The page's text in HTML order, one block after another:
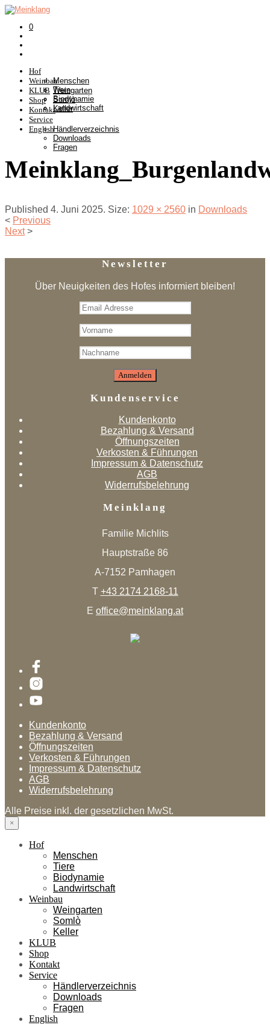
0
Hof
Menschen
Tiere
Biodynamie
Landwirtschaft
Weinbau
Weingarten
Somlò
Keller
KLUB
Shop
Kontakt
Service
Händlerverzeichnis
Downloads
Fragen
English
Published 4. Juni 2025. Size: 1029 × 2560 in Downloads
< Previous
Next >
Newsletter
Über Neuigkeiten des Hofes informiert bleiben!
Kundenservice
Kundenkonto
Bezahlung & Versand
Öffnungszeiten
Verkosten & Führungen
Impressum & Datenschutz
AGB
Widerrufsbelehrung
Meinklang
Familie Michlits
Hauptstraße 86
A-7152 Pamhagen
T +43 2174 2168-11
E office@meinklang.at
Kundenkonto
Bezahlung & Versand
Öffnungszeiten
Verkosten & Führungen
Impressum & Datenschutz
AGB
Widerrufsbelehrung
Alle Preise inkl. der gesetzlichen MwSt.
×
Hof
Menschen
Tiere
Biodynamie
Landwirtschaft
Weinbau
Weingarten
Somlò
Keller
KLUB
Shop
Kontakt
Service
Händlerverzeichnis
Downloads
Fragen
English